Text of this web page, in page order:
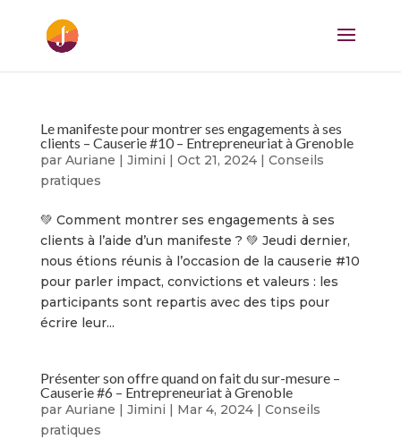
Le manifeste pour montrer ses engagements à ses
clients – Causerie #10 – Entrepreneuriat à Grenoble
par Auriane | Jimini | Oct 21, 2024| Conseils
pratiques
💚 Comment montrer ses engagements à ses
clients à l’aide d’un manifeste ? 💚 Jeudi dernier,
nous étions réunis à l’occasion de la causerie #10
pour parler impact, convictions et valeurs : les
participants sont repartis avec des tips pour
écrire leur...
Présenter son offre quand on fait du sur-mesure –
Causerie #6 – Entrepreneuriat à Grenoble
par Auriane | Jimini | Mar 4, 2024| Conseils
pratiques